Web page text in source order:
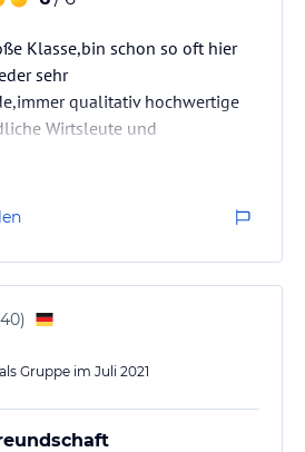
Klasse,bin schon so oft hier
sehr
qualitativ hochwertige
Wirtsleute und
)
Gruppe im Juli 2021